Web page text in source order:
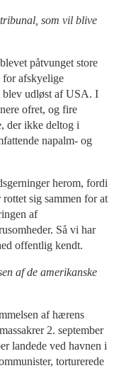
som vil blive
påtvunget store
afskyelige
blev udløst af USA. I
ofret, og fire
der ikke deltog i
napalm- og
herom, fordi
sig sammen for at
af
Så vi har
offentlig kendt.
af de amerikanske
af hærens
2. september
landede ved havnen i
torturerede